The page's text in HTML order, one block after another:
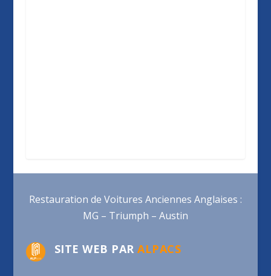
Restauration de Voitures Anciennes Anglaises :
MG – Triumph – Austin
SITE WEB PARALPACS